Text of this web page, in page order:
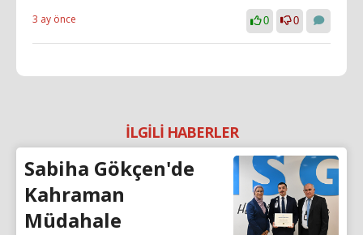
3 ay önce 0 0
İLGİLİ HABERLER
Sabiha Gökçen'de
Kahraman
Müdahale